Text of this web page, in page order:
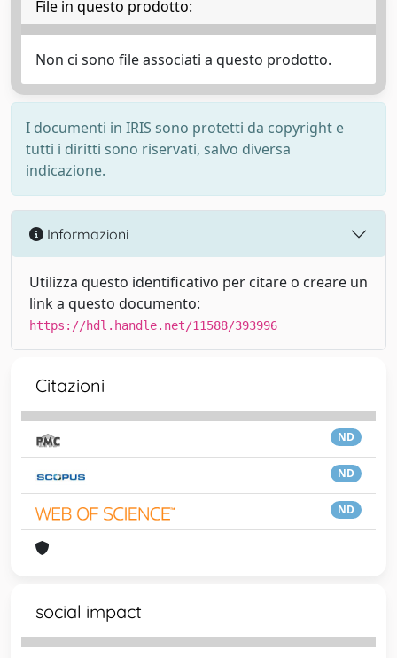
File in questo prodotto:
Non ci sono file associati a questo prodotto.
I documenti in IRIS sono protetti da copyright e
tutti i diritti sono riservati, salvo diversa
indicazione.
Informazioni
Utilizza questo identificativo per citare o creare un
link a questo documento:
https://hdl.handle.net/11588/393996
Citazioni
ND
ND
ND
social impact